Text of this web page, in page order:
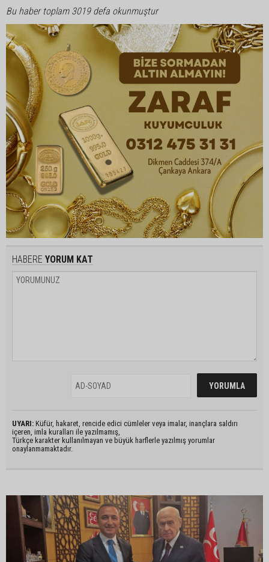
Bu haber toplam 3019 defa okunmuştur
HABERE YORUM KAT
UYARI: Küfür, hakaret, rencide edici cümleler veya imalar, inançlara saldırı
içeren, imla kuralları ile yazılmamış,
Türkçe karakter kullanılmayan ve büyük harflerle yazılmış yorumlar
onaylanmamaktadır.